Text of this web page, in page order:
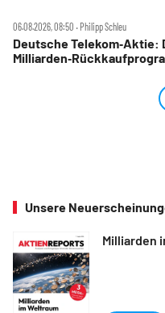
06.08.2026, 08:50 ‧ Philipp Schleu
Deutsche Telekom‑Aktie:
Unsere
Milliarden